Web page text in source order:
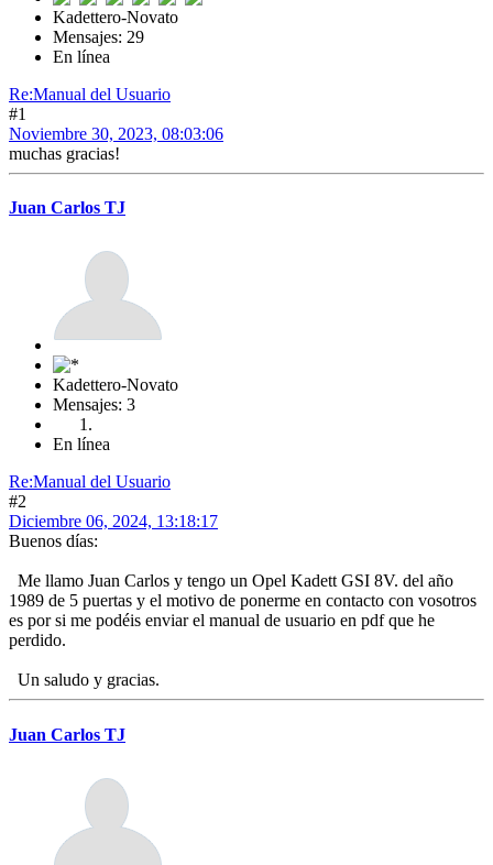
Kadettero-Novato
Mensajes: 29
En línea
Re:Manual del Usuario
#1
Noviembre 30, 2023, 08:03:06
muchas gracias!
Juan Carlos TJ
Kadettero-Novato
Mensajes: 3
En línea
Re:Manual del Usuario
#2
Diciembre 06, 2024, 13:18:17
Buenos días:
Me llamo Juan Carlos y tengo un Opel Kadett GSI 8V. del año
1989 de 5 puertas y el motivo de ponerme en contacto con vosotros
es por si me podéis enviar el manual de usuario en pdf que he
perdido.
Un saludo y gracias.
Juan Carlos TJ